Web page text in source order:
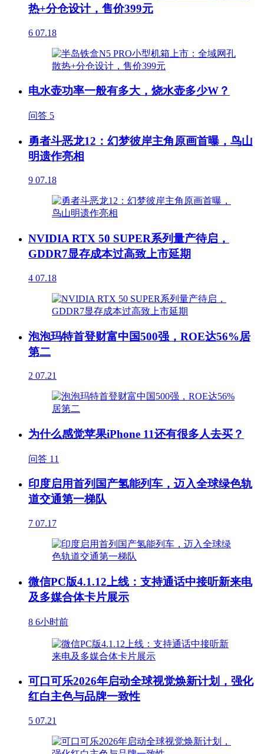
热+分仓设计，售价399元
6 07.18
电水壶功率一般有多大，烧水壶多少W？
问答 5
勇者斗恶龙12：幻梦彼岸主角原画首曝，鸟山
明遗作亮相
9 07.18
NVIDIA RTX 50 SUPER系列量产待启，
GDDR7显存成本过高致上市延期
4 07.18
泡泡玛特首登财富中国500强，ROE达56%居
第二
2 07.21
为什么感觉苹果iPhone 11还有很多人去买？
问答 11
印度启用首列国产氢能列车，迈入全球绿色轨
道交通第一梯队
7 07.17
微信PC版4.1.12上线：支持通话中接听新来电
及多媒合体卡片展示
8 6小时前
可口可乐2026年启动全球视觉焕新计划，强化
红白主色与品牌一致性
5 07.21